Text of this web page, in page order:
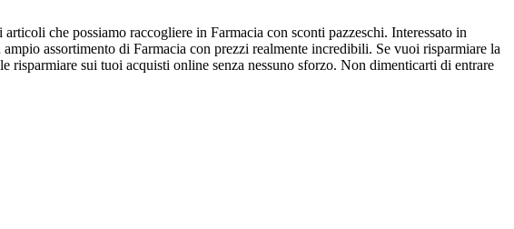
che possiamo raccogliere in Farmacia con sconti pazzeschi. Interessato in
assortimento di Farmacia con prezzi realmente incredibili. Se vuoi risparmiare la
sui tuoi acquisti online senza nessuno sforzo. Non dimenticarti di entrare